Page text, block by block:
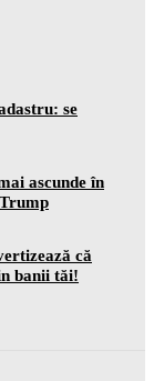
se
ascunde în
că
banii tăi!